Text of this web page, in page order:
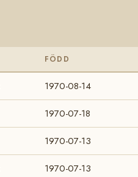
FÖDD
1970-08-14
1970-07-18
1970-07-13
1970-07-13